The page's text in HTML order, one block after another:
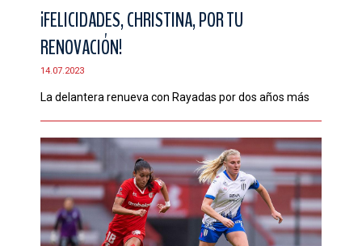
¡FELICIDADES, CHRISTINA, POR TU
RENOVACIÓN!
14.07.2023
La delantera renueva con Rayadas por dos años más